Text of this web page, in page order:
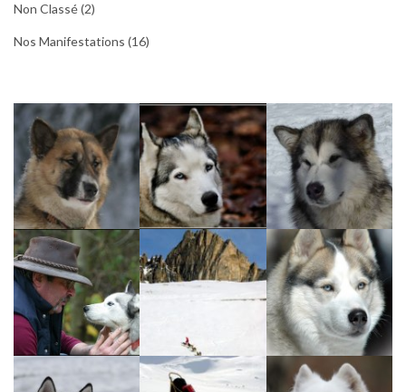
Non Classé(2)
Nos Manifestations (16)